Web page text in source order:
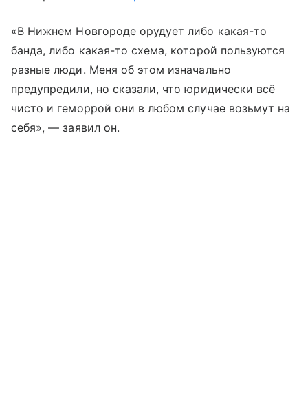
«В Нижнем Новгороде орудует либо какая-то
банда, либо какая-то схема, которой пользуются
разные люди. Меня об этом изначально
предупредили, но сказали, что юридически всё
чисто и геморрой они в любом случае возьмут на
себя», — заявил он.